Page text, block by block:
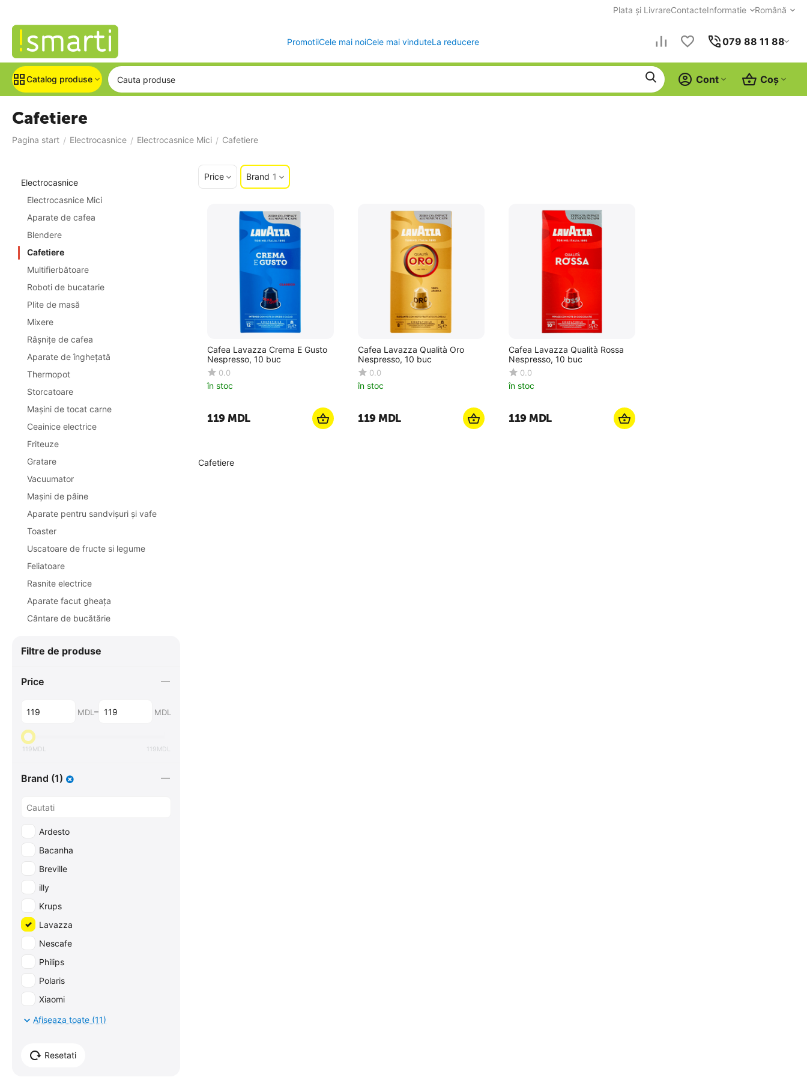
Plata și LivrareContacteInformatie Română
PromotiiCele mai noiCele mai vinduteLa reducere 079 88 11 88
Catalog produse Coș
Cont
Cafetiere
Pagina start / Electrocasnice / Electrocasnice Mici / Cafetiere
Price Brand 1
Cafetiere
Cafea Lavazza Crema E Gusto
Nespresso, 10 buc
0.0
în stoc
‍119‍MDL
Cafea Lavazza Qualità Oro
Nespresso, 10 buc
0.0
în stoc
‍119‍MDL
Cafea Lavazza Qualità Rossa
Nespresso, 10 buc
0.0
în stoc
‍119‍MDL
Electrocasnice
Electrocasnice Mici
Aparate de cafea
Blendere
Cafetiere
Multifierbătoare
Roboti de bucatarie
Plite de masă
Mixere
Râşniţe de cafea
Aparate de îngheţată
Thermopot
Storcatoare
Maşini de tocat carne
Ceainice electrice
Friteuze
Gratare
Vacuumator
Maşini de pâine
Aparate pentru sandvişuri și vafe
Toaster
Uscatoare de fructe si legume
Feliatoare
Rasnite electrice
Aparate facut gheața
Cântarе de bucătărie
Filtre de produse
Price
MDL – MDL
119MDL 119MDL
Brand (1)
Ardesto
Bacanha
Breville
illy
Krups
Lavazza
Nescafe
Philips
Polaris
Xiaomi
Zelmer
Afiseaza toate (11)
Resetati